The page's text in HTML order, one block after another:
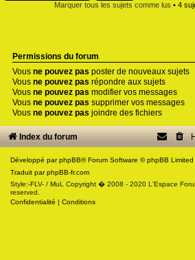
Marquer tous les sujets comme lus • 4
Permissions du forum
Vous ne pouvez pas poster de nouveaux sujets
Vous ne pouvez pas répondre aux sujets
Vous ne pouvez pas modifier vos messages
Vous ne pouvez pas supprimer vos messages
Vous ne pouvez pas joindre des fichiers
Index du forum
Développé parphpBB® Forum Software © phpBB Limited
Traduit parphpBB-fr.com
Style:-FLV- / MuL Copyright � 2008 - 2020 L'Espace
reserved.
Confidentialité | Conditions